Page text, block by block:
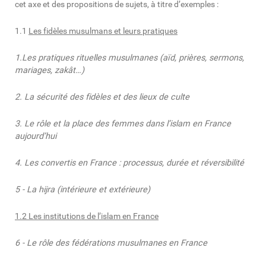
cet axe et des propositions de sujets, à titre d’exemples :
1.1 Les fidèles musulmans et leurs pratiques
1.Les pratiques rituelles musulmanes (aïd, prières, sermons,
mariages, zakât…)
2. La sécurité des fidèles et des lieux de culte
3. Le rôle et la place des femmes dans l’islam en France
aujourd’hui
4. Les convertis en France : processus, durée et réversibilité
5 - La hijra (intérieure et extérieure)
1.2 Les institutions de l’islam en France
6 - Le rôle des fédérations musulmanes en France